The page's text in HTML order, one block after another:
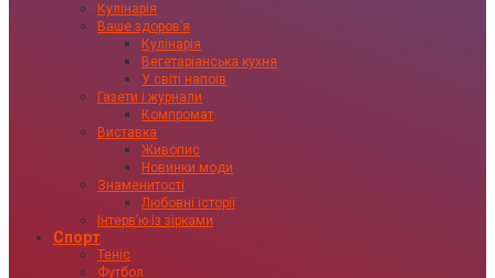
Кулінарія
Ваше здоровʼя
Кулінарія
Вегетаріанська кухня
У світі напоїв
Газети і журнали
Компромат
Виставка
Живопис
Новинки моди
Знаменитості
Любовні історії
Інтервʼю із зірками
Спорт
Теніс
Футбол